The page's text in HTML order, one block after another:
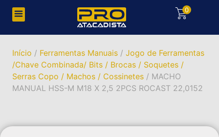
0
Início / Ferramentas Manuais / Jogo de Ferramentas
/Chave Combinada/ Bits / Brocas / Soquetes /
Serras Copo / Machos / Cossinetes / MACHO
MANUAL HSS-M M18 X 2,5 2PCS ROCAST 22,0152